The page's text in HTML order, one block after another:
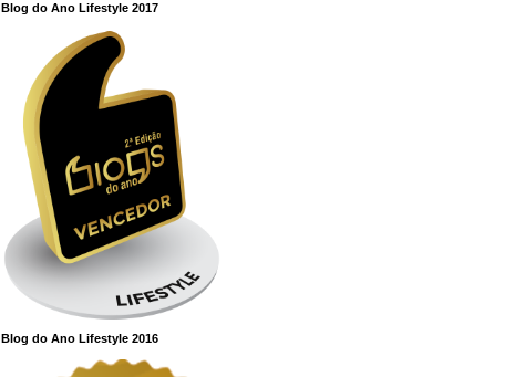
Blog do Ano Lifestyle 2017
Blog do Ano Lifestyle 2016